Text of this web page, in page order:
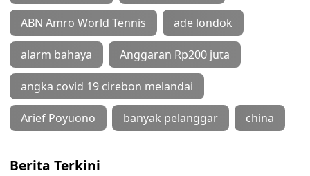
ABN Amro World Tennis ade londok
alarm bahaya Anggaran Rp200 juta
angka covid 19 cirebon melandai
Arief Poyuono banyak pelanggar china
Berita Terkini